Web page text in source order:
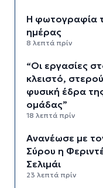
Η φωτογραφία
ημέρας
8 λεπτά πρίν
“Οι εργασίες
κλειστό,
φυσική έδρα
ομάδας”
18 λεπτά πρίν
Ανανέωσε με
Σύρου η
Σελιμάι
23 λεπτά πρίν